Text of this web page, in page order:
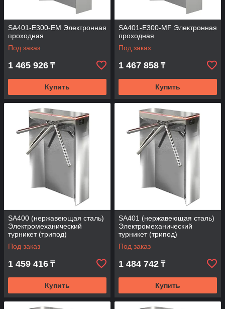
SA401-Е300-ЕМ Электронная
проходная
Под заказ
1 465 926 ₸
Купить
SA401-Е300-MF Электронная
проходная
Под заказ
1 467 858 ₸
Купить
SA400 (нержавеющая сталь)
Электромеханический
турникет (трипод)
Под заказ
1 459 416 ₸
Купить
SA401 (нержавеющая сталь)
Электромеханический
турникет (трипод)
Под заказ
1 484 742 ₸
Купить